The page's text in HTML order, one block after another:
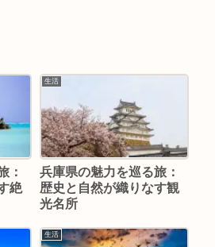
：
絶
生活
兵庫県の魅力を巡る旅：
歴史と自然が織りなす観
光名所
生活